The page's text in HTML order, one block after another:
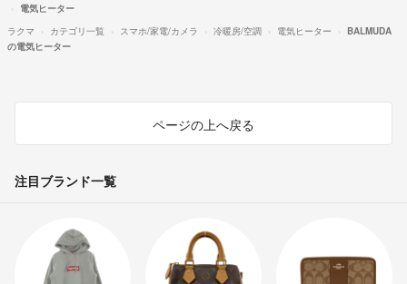
電気ヒーター
ラクマ
カテゴリ一覧 スマホ/家電/カメラ 冷暖房/空調 電気ヒーター
BALMUDA
の電気ヒーター
ページの上へ戻る
注目ブランド一覧